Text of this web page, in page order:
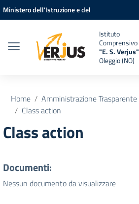
Vai ai contenuti
Vai al menu di navigazione
Vai al footer
Ministero dell'Istruzione e del
Istituto
Comprensivo
"E. S. Verjus"
Oleggio (NO)
Home Amministrazione Trasparente
Class action
Class action
Documenti:
Nessun documento da visualizzare